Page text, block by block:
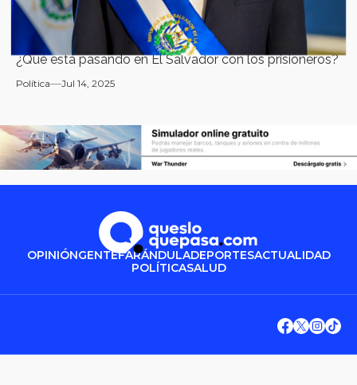
¿Qué está pasando en El Salvador con los prisioneros?
Política Jul 14, 2025
OPINIÓNGENTEFARÁNDULADEPORTESACTUALIDAD
POLÍTICASALUD